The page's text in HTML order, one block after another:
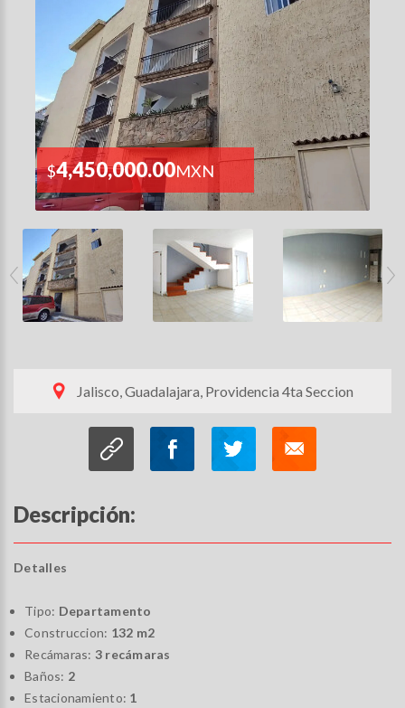
$4,450,000.00MXN
Jalisco, Guadalajara, Providencia 4ta Seccion
Descripción:
Detalles
Tipo: Departamento
Construccion: 132 m2
Recámaras: 3 recámaras
Baños: 2
Estacionamiento: 1